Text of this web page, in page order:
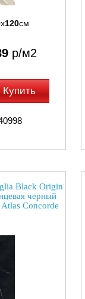
x120см
р/м2
Купить
Black Origin
черный
Concorde